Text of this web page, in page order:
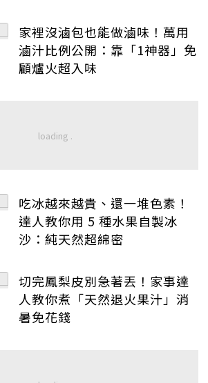
家裡沒滷包也能做滷味！萬用
滷汁比例公開：靠「1神器」免
顧爐火超入味
吃冰越來越貴、還一堆色素！
達人教你用 5 種水果自製冰
沙：純天然超綿密
切完鳳梨皮別急著丟！家事達
人教你煮「天然退火果汁」消
暑免花錢